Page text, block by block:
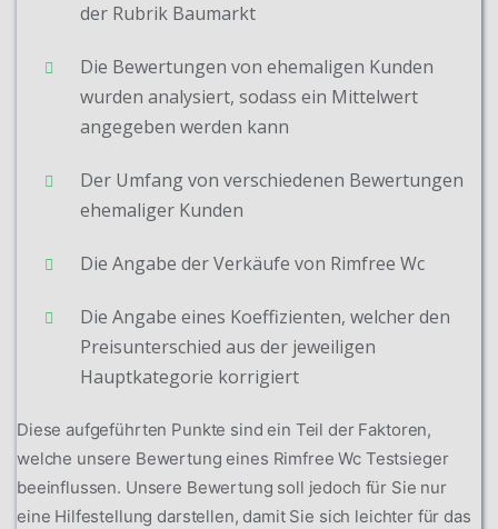
der Rubrik Baumarkt
Die Bewertungen von ehemaligen Kunden
wurden analysiert, sodass ein Mittelwert
angegeben werden kann
Der Umfang von verschiedenen Bewertungen
ehemaliger Kunden
Die Angabe der Verkäufe von Rimfree Wc
Die Angabe eines Koeffizienten, welcher den
Preisunterschied aus der jeweiligen
Hauptkategorie korrigiert
Diese aufgeführten Punkte sind ein Teil der Faktoren,
welche unsere Bewertung eines Rimfree Wc Testsieger
beeinflussen. Unsere Bewertung soll jedoch für Sie nur
eine Hilfestellung darstellen, damit Sie sich leichter für das